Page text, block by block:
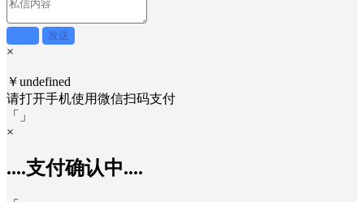
发送
×
￥undefined
请打开手机使用微信扫码支付
「
」
×
....支付确认中....